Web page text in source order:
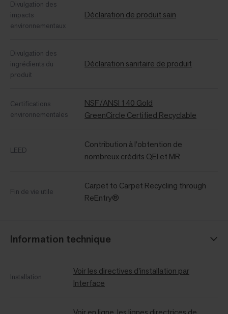
Divulgation des
impacts
environnementaux
Déclaration de produit sain
Divulgation des
ingrédients du
produit
Déclaration sanitaire de produit
Certifications
environnementales
NSF/ANSI 140 Gold
GreenCircle Certified Recyclable
LEED
Contribution à l’obtention de
nombreux crédits QEI et MR
Fin de vie utile
Carpet to Carpet Recycling through
ReEntry®
Information technique
Installation
Voir les directives d'installation par
Interface